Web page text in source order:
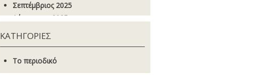
Σεπτέμβριος 2025
Αύγουστος 2025
Απρίλιος 2025
Μάρτιος 2025
ΚΑΤΗΓΟΡΙΕΣ
Το περιοδικό